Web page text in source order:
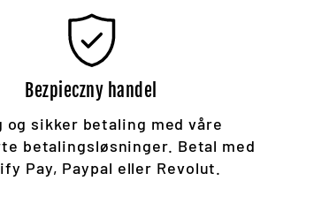
Bezpieczny handel
og sikker betaling med våre
betalingsløsninger. Betal med
Pay, Paypal eller Revolut.